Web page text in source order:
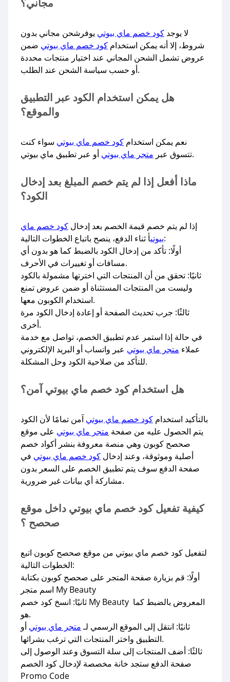
مجاني؟
لا يوجد كود خصم ماي بيوتي يوفرشحن مجاني بدون
شروط، إلا أنه يمكن استخدام كود خصم ماي بيوتي ضمن
عروض تشمل الشحن المجاني عند اختيار منتجات محددة
أو حسب سياسة الشحن عند الطلب.
هل يمكن استخدام الكود عبر التطبيق
والموقع؟
نعم يمكن استخدام كود خصم ماي بيوتي سواء كنت
تتسوق عبر متجر ماي بيوتي أو عبر تطبيق ماي بيوتي.
ماذا أفعل إذا لم يتم خصم المبلغ بعد إدخال
الكود؟
إذا لم يتم خصم قيمة الخصم بعد إدخال كود خصم ماي
بيوتيأ ثناء الدفع، ينصح باتباع الخطوات التالية:
أولًا: تأكد من إدخال الكود بالضبط كما هو بدون أي
مسافات أو تغييرات في الأحرف.
ثانيًا: تحقق من أن المنتجات التي اخترتها مشمولة بالكود
وليست من المنتجات المستثناة أو ضمن عروض تمنع
استخدام الكوبون معها.
ثالثًا: جرب تحديث الصفحة أو إعادة إدخال الكود مرة
أخرى.
في حالة إذا استمر عدم تطبيق الخصم، تواصل مع خدمة
عملاء متجر ماي بيوتي عبر واتساب أو البريد الإلكتروني
للتأكد من صلاحية الكود وحل المشكلة.
هل استخدام كود خصم ماي بيوتي آمن؟
بالتأكيد استخدام كود خصم ماي بيوتي آمن تمامًا لأن الكود
يتم الحصول عليه من صفحة متجر ماي بيوتي على موقع
صحصح كوبون وهي منصة معروفة بنشر أكواد خصم
أصلية وموثوقة، وعند إدخال كود خصم ماي بيوتي في
صفحة الدفع سوف يتم تطبيق الخصم على السعر بدون
مشاركة أي بيانات غير ضرورية.
كيفية تفعيل كود خصم ماي بيوتي داخل موقع
صحصح ؟
لتفعيل كود خصم ماي بيوتي من موقع صحصح كوبون اتبع
الخطوات التالية:
أولًا: قم بزيارة صفحة المتجر على صحصح كوبون بكتابة
اسم متجر My Beauty
ثانيًا: انسخ كود خصم My Beauty المعروض بالضبط كما
هو.
ثانيًا: انتقل إلى الموقع الرسمي لـمتجر ماي بيوتي أو
التطبيق واختر المنتجات التي ترغب بشرائها.
ثالثًا: أضف المنتجات إلى سلة التسوق وعند الوصول إلى
صفحة الدفع ستجد خانة مخصصة لإدخال كود الخصم
Promo Code